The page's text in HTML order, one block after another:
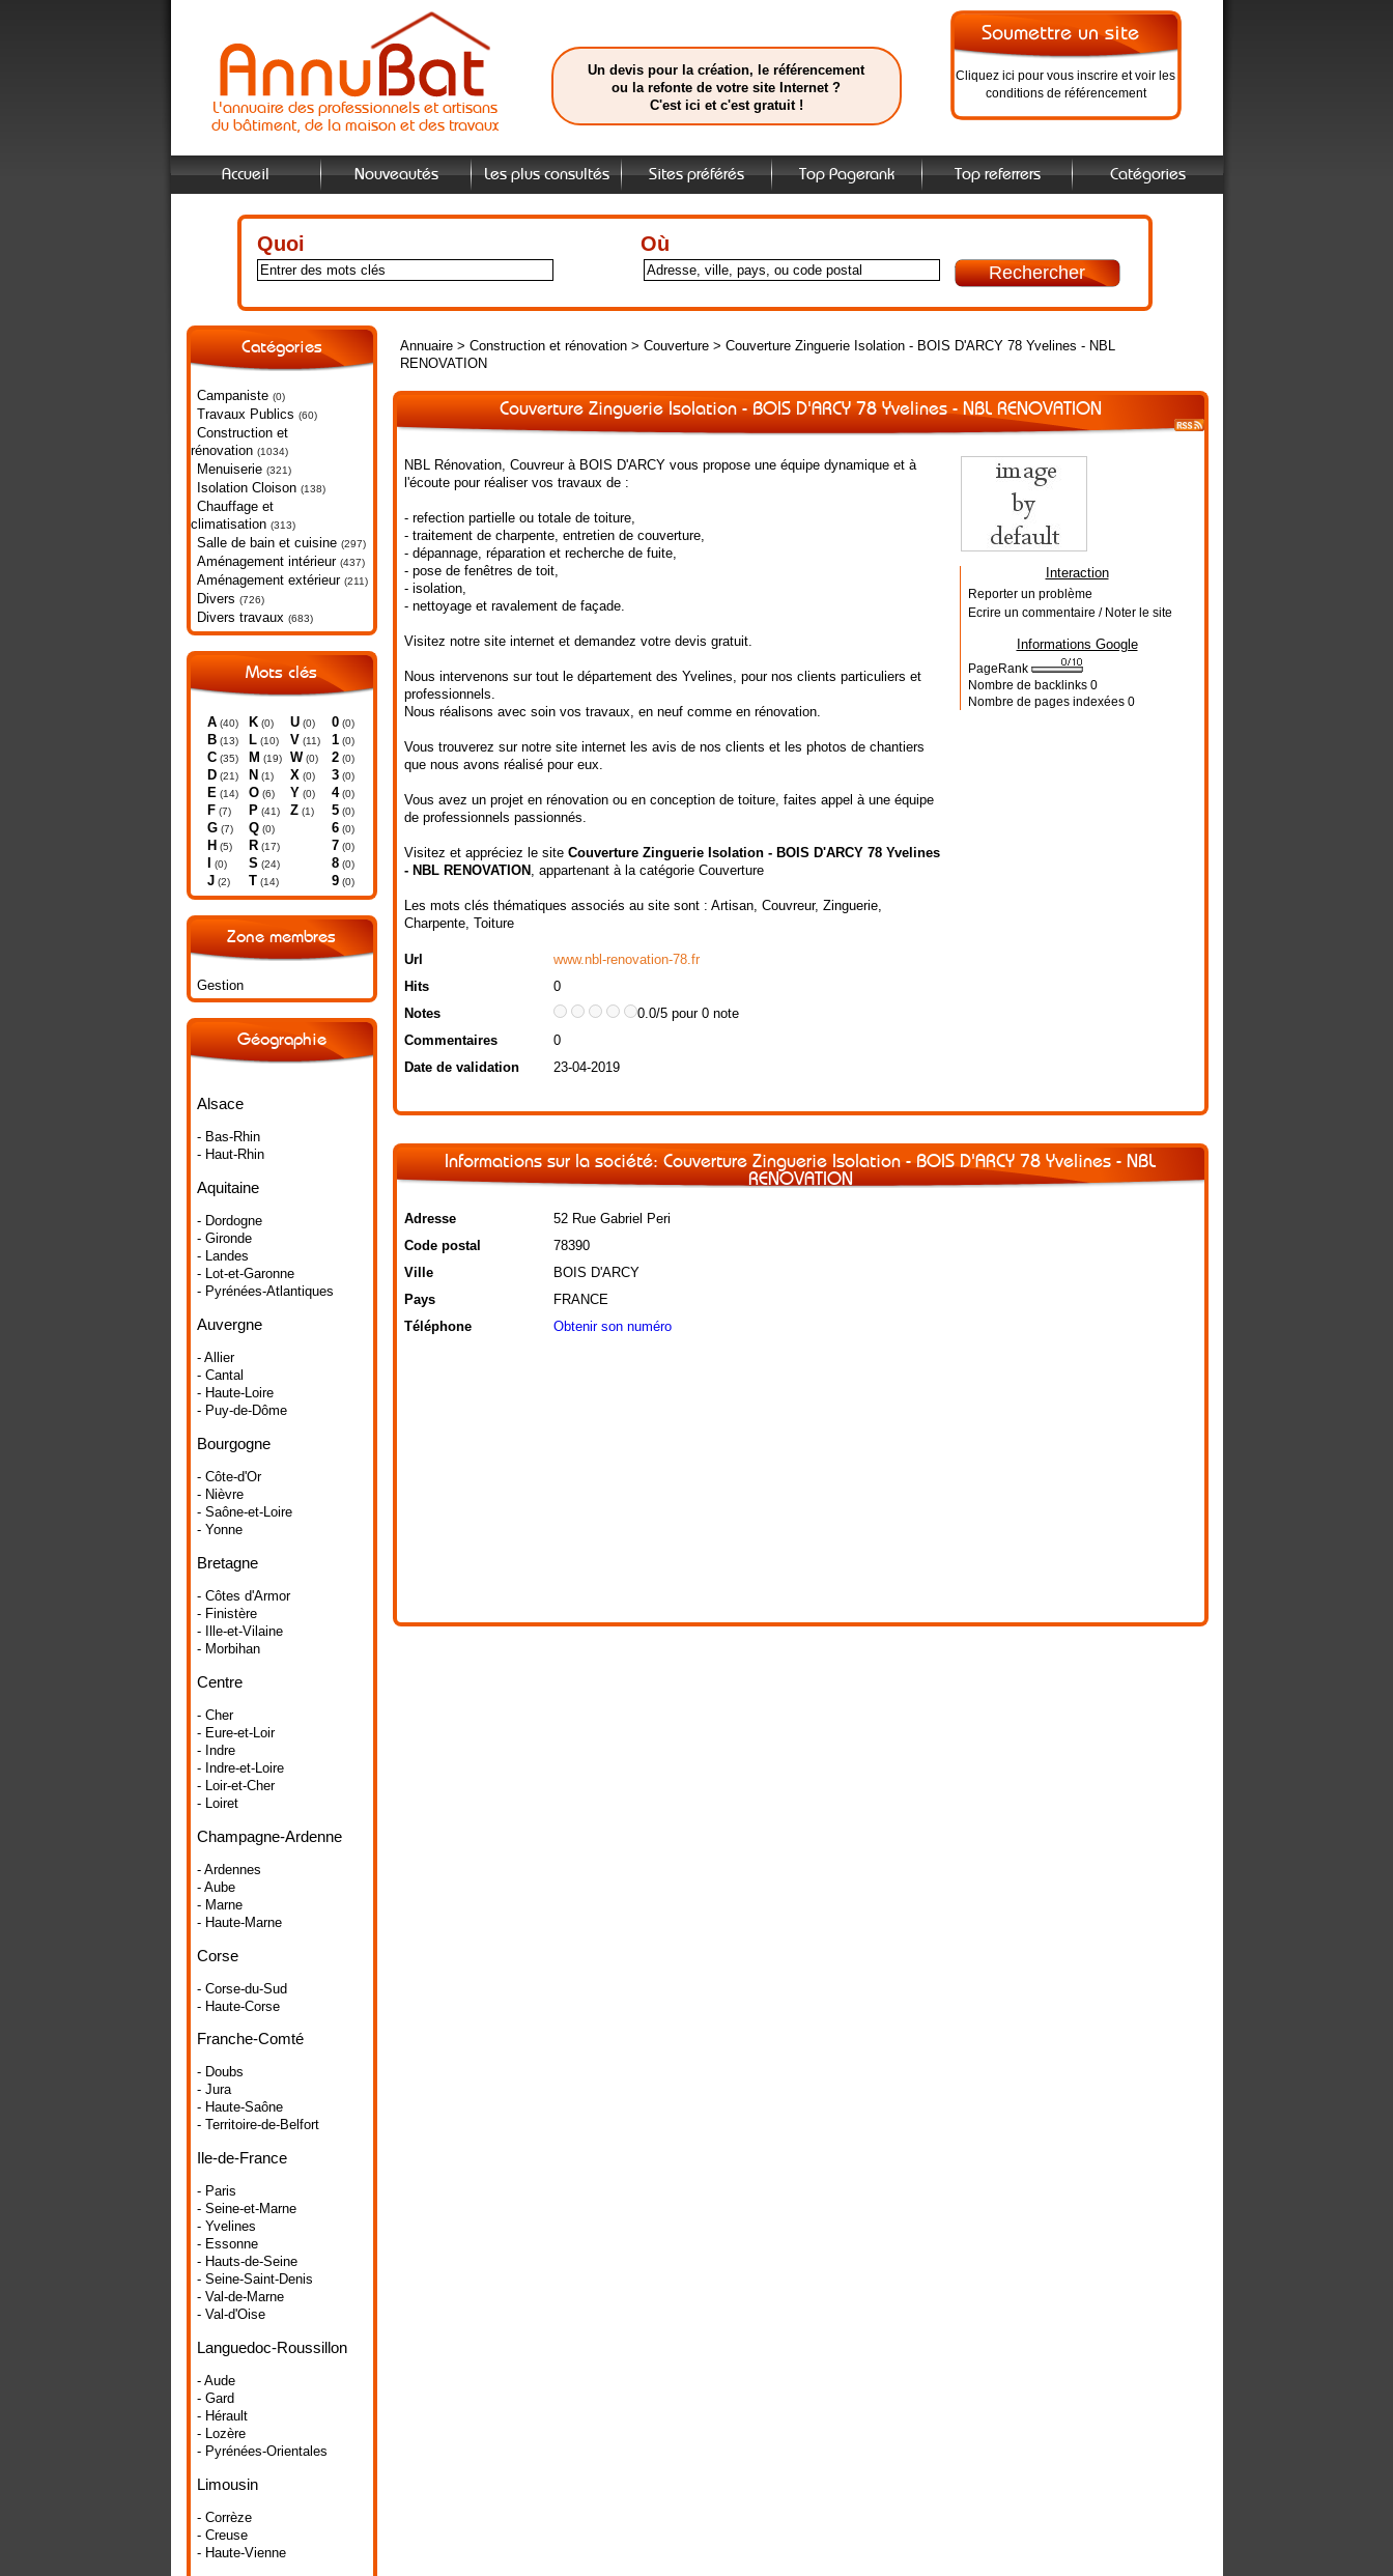
L'annuaire des professionnels et artisans
du bâtiment, de la maison et des travaux
Un devis pour la création, le référencement
ou la refonte de votre site Internet ?
C'est ici et c'est gratuit !
Cliquez ici pour vous inscrire et voir les
conditions de référencement
Accueil Nouveautés Les plus consultés Sites préférés Top Pagerank Top referrers Catégories
Quoi Où
Catégories
Campaniste (0)
Travaux Publics (60)
Construction et
rénovation (1034)
Menuiserie (321)
Isolation Cloison (138)
Chauffage et
climatisation (313)
Salle de bain et cuisine (297)
Aménagement intérieur (437)
Aménagement extérieur (211)
Divers (726)
Divers travaux (683)
Mots clés
A(40)
B(13)
C(35)
D(21)
E (14)
F(7)
G(7)
H (5)
(0)
J(2)
K(0)
L(10)
M (19)
N (1)
O(6)
P(41)
Q(0)
R(17)
S (24)
T (14)
U(0)
V (11)
W(0)
X (0)
Y (0)
Z(1)
0(0)
1(0)
2(0)
3(0)
4(0)
5(0)
6(0)
7(0)
8(0)
9(0)
Zone membres
Gestion
Géographie
Alsace
- Bas-Rhin
- Haut-Rhin
Aquitaine
- Dordogne
- Gironde
- Landes
- Lot-et-Garonne
- Pyrénées-Atlantiques
Auvergne
- Allier
- Cantal
- Haute-Loire
- Puy-de-Dôme
Bourgogne
- Côte-d'Or
- Nièvre
- Saône-et-Loire
- Yonne
Bretagne
- Côtes d'Armor
- Finistère
- Ille-et-Vilaine
- Morbihan
Centre
- Cher
- Eure-et-Loir
- Indre
- Indre-et-Loire
- Loir-et-Cher
- Loiret
Champagne-Ardenne
- Ardennes
- Aube
- Marne
- Haute-Marne
Corse
- Corse-du-Sud
- Haute-Corse
Franche-Comté
- Doubs
- Jura
- Haute-Saône
- Territoire-de-Belfort
Ile-de-France
- Paris
- Seine-et-Marne
- Yvelines
- Essonne
- Hauts-de-Seine
- Seine-Saint-Denis
- Val-de-Marne
- Val-d'Oise
Languedoc-Roussillon
- Aude
- Gard
- Hérault
- Lozère
- Pyrénées-Orientales
Limousin
- Corrèze
- Creuse
- Haute-Vienne
Annuaire> Construction et rénovation> Couverture> Couverture Zinguerie Isolation - BOIS D'ARCY 78 Yvelines - NBL
RENOVATION
Couverture Zinguerie Isolation - BOIS D'ARCY 78 Yvelines - NBL RENOVATION
NBL Rénovation, Couvreur à BOIS D'ARCY vous propose une équipe dynamique et à
l'écoute pour réaliser vos travaux de :
- refection partielle ou totale de toiture,
- traitement de charpente, entretien de couverture,
- dépannage, réparation et recherche de fuite,
- pose de fenêtres de toit,
- isolation,
- nettoyage et ravalement de façade.
Visitez notre site internet et demandez votre devis gratuit.
Nous intervenons sur tout le département des Yvelines, pour nos clients particuliers et
professionnels.
Nous réalisons avec soin vos travaux, en neuf comme en rénovation.
Vous trouverez sur notre site internet les avis de nos clients et les photos de chantiers
que nous avons réalisé pour eux.
Vous avez un projet en rénovation ou en conception de toiture, faites appel à une équipe
de professionnels passionnés.
Visitez et appréciez le site Couverture Zinguerie Isolation - BOIS D'ARCY 78 Yvelines
- NBL RENOVATION , appartenant à la catégorie Couverture
Les mots clés thématiques associés au site sont : Artisan, Couvreur, Zinguerie,
Charpente, Toiture
Url
www.nbl-renovation-78.fr
Hits
0
Notes
0.0/5 pour 0 note
Commentaires
0
Date de validation
23-04-2019
Interaction
Reporter un problème
Ecrire un commentaire / Noter le site
Informations Google
PageRank
Nombre de backlinks 0
Nombre de pages indexées 0
Informations sur la société: Couverture Zinguerie Isolation - BOIS D'ARCY 78 Yvelines - NBL
RENOVATION
Adresse
52 Rue Gabriel Peri
Code postal
78390
Ville
BOIS D'ARCY
Pays
FRANCE
Téléphone
Obtenir son numéro